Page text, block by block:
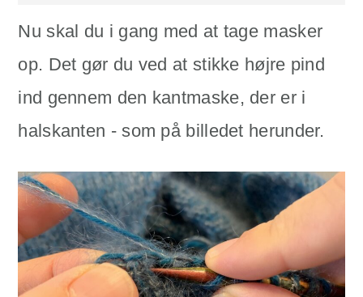
Nu skal du i gang med at tage masker
op. Det gør du ved at stikke højre pind
ind gennem den kantmaske, der er i
halskanten - som på billedet herunder.